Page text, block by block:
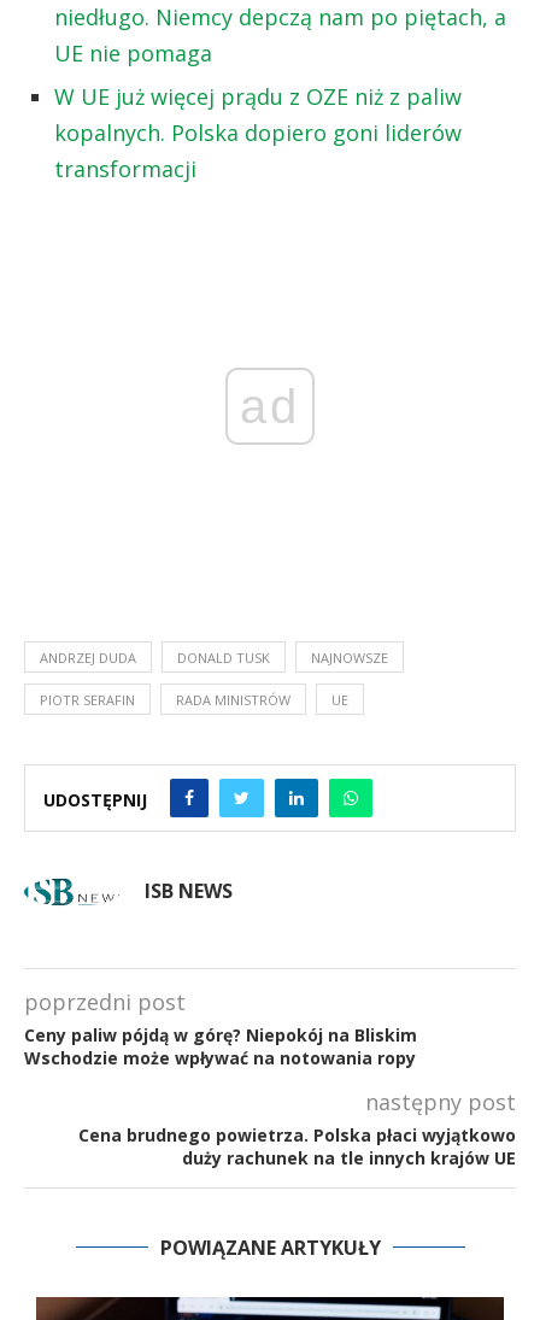
niedługo. Niemcy depczą nam po piętach, a
UE nie pomaga
W UE już więcej prądu z OZE niż z paliw
kopalnych. Polska dopiero goni liderów
transformacji
ad
ANDRZEJ DUDA DONALD TUSK NAJNOWSZE
PIOTR SERAFIN RADA MINISTRÓW UE
UDOSTĘPNIJ
ISB NEWS
poprzedni post
Ceny paliw pójdą w górę? Niepokój na Bliskim
Wschodzie może wpływać na notowania ropy
następny post
Cena brudnego powietrza. Polska płaci wyjątkowo
duży rachunek na tle innych krajów UE
POWIĄZANE ARTYKUŁY